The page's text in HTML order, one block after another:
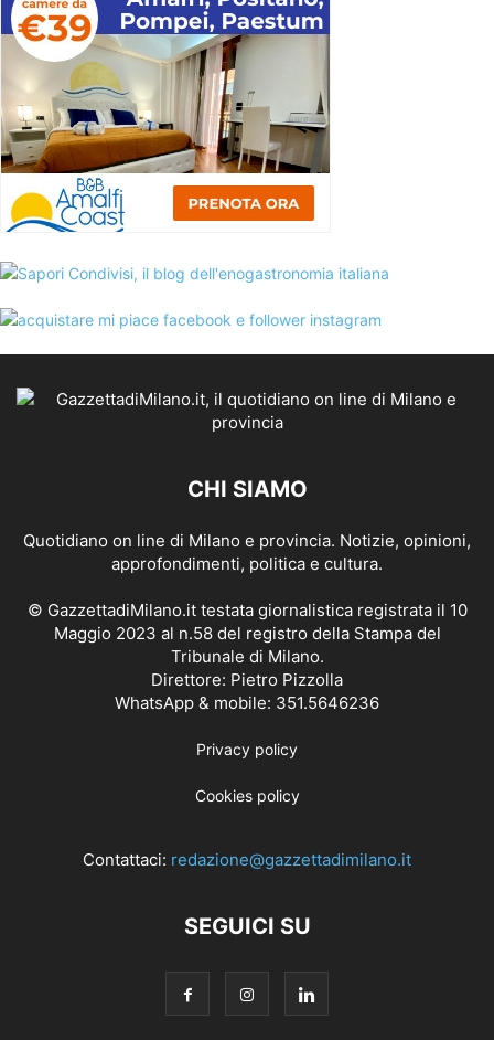
CHI SIAMO
Quotidiano on line di Milano e provincia. Notizie, opinioni,
approfondimenti, politica e cultura.
© GazzettadiMilano.it testata giornalistica registrata il 10
Maggio 2023 al n.58 del registro della Stampa del
Tribunale di Milano.
Direttore: Pietro Pizzolla
WhatsApp & mobile: 351.5646236
Privacy policy
Cookies policy
Contattaci: redazione@gazzettadimilano.it
SEGUICI SU